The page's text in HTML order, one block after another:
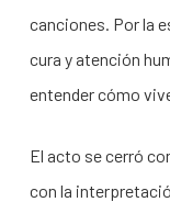
canciones. Por la
cura y atención
entender cómo
El acto se cerró
con la